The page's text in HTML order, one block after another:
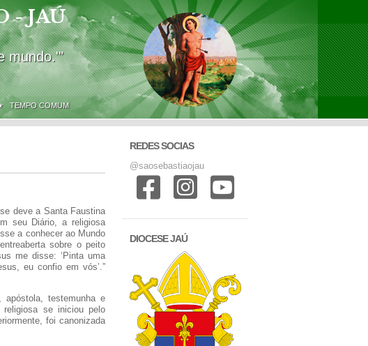
- JAÚ
mundo.'"
TEMPO COMUM
deve a Santa Faustina
seu Diário, a religiosa
a conhecer ao Mundo
sobre o peito
me disse: ‘Pinta uma
eu confio em vós’.”
testemunha e
religiosa se iniciou pelo
foi canonizada
REDES SOCIAS
@saosebastiaojau
DIOCESE JAÚ